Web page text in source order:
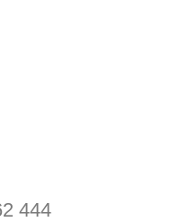
444